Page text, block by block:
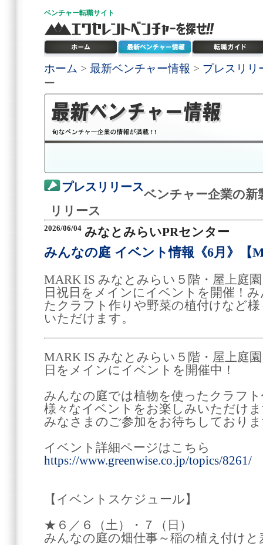
ベンチャー転職サイト
ホーム > 最新ベンチャー情報 > プレスリリ
ー
プレスリリース
ベンチャー企業の新
リリース
2026/06/04 みなとみらいPRセンター
みんなの庭 イベント情報《6月》【
MARK IS みなとみらい５階・屋上庭
日祝日をメインにイベントを開催！
たクラフト作りや野菜の植付けなど
いただけます。
MARK IS みなとみらい５階・屋上庭
日をメインにイベントを開催中！
みんなの庭では植物を使ったクラフ
様々なイベントをお楽しみいただけ
みなさまのご参加をお待ちしており
イベント詳細ページはこちら
https://www.greenwise.co.jp/topics/8261/
【イベントスケジュール】
★６／６（土）・７（日）
みんなの庭の畑仕事～稲の植え付けと